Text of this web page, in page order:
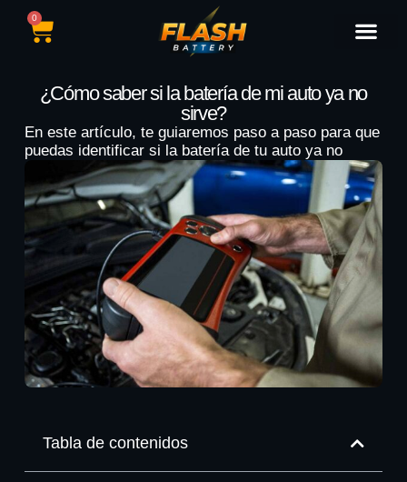
0
¿Cómo saber si la batería de mi auto ya no
sirve?
En este artículo, te guiaremos paso a paso para que
puedas identificar si la batería de tu auto ya no
Tabla de contenidos